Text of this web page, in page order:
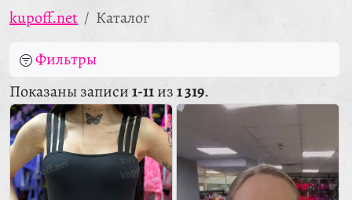
kupoff.net
Каталог
Фильтры
Показаны записи1-11из1 319.